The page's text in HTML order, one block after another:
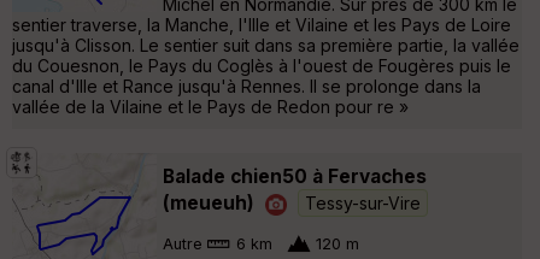
sentier traverse, la Manche, l'Ille et Vilaine et les Pays de Loire
jusqu'à Clisson. Le sentier suit dans sa première partie, la vallée
du Couesnon, le Pays du Coglès à l'ouest de Fougères puis le
canal d'Ille et Rance jusqu'à Rennes. Il se prolonge dans la
vallée de la Vilaine et le Pays de Redon pour re »
Balade chien50 à Fervaches
(meueuh)
Tessy-sur-Vire
Autre 6 km 120 m